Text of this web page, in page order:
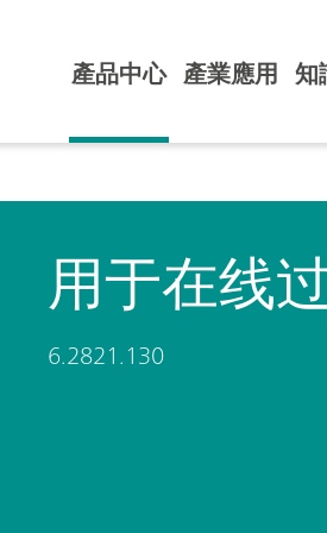
產品中心 產業應用 知
用于在线
6.2821.130